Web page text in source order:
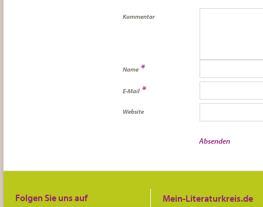
Kommentar
Name *
E-Mail *
Website
Folgen Sie uns auf